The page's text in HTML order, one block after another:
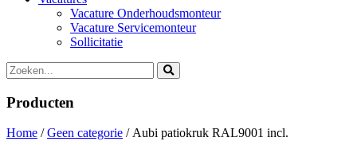
Vacature Onderhoudsmonteur
Vacature Servicemonteur
Sollicitatie
Producten
Home /Geen categorie / Aubi patiokruk RAL9001 incl.